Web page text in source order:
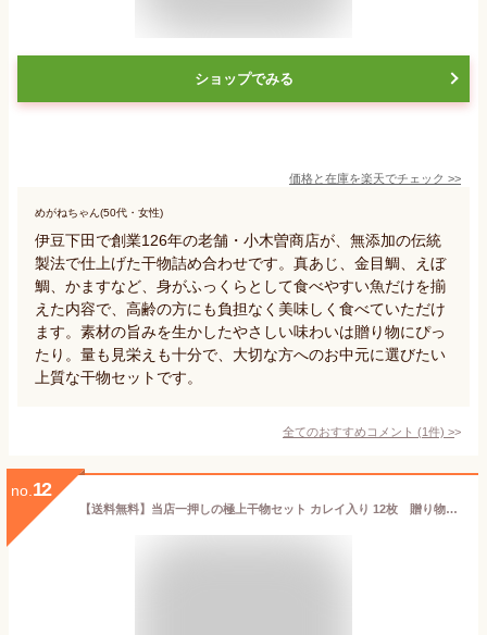
ショップでみる
価格と在庫を楽天でチェック >>
めがねちゃん(50代・女性)
伊豆下田で創業126年の老舗・小木曽商店が、無添加の伝統
製法で仕上げた干物詰め合わせです。真あじ、金目鯛、えぼ
鯛、かますなど、身がふっくらとして食べやすい魚だけを揃
えた内容で、高齢の方にも負担なく美味しく食べていただけ
ます。素材の旨みを生かしたやさしい味わいは贈り物にぴっ
たり。量も見栄えも十分で、大切な方へのお中元に選びたい
上質な干物セットです。
全てのおすすめコメント (1件) >
no. 12
【送料無料】当店一押しの極上干物セット カレイ入り 12枚 贈り物【 干物ギフト 大トロ しまほっけ トロあじ とろさば 金目鯛 カレイ ご飯のお供 酒のつまみ 魚 一夜干し 天日干し 国産 無添加 お中元 お歳暮 贈答 ギフト 】母の日 コスパ最高 敬老の日